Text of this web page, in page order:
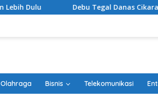
Debu Tegal Danas Cikarang Belum
Olahraga Bisnis Telekomunikasi